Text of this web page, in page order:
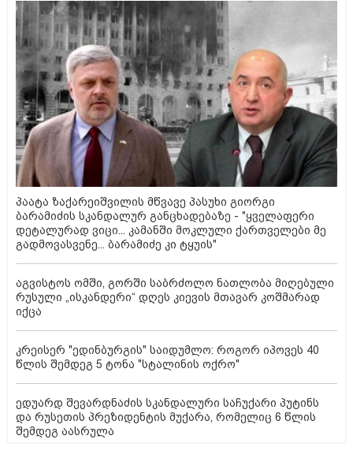
პაატა ზაქარეიშვილის მწვავე პასუხი გიორგი
ბარამიძის სკანდალურ განცხადებაზე - "ყველაფერი
დეტალურად ვიცი... კამანში მოკლული ქართველები მე
გადმოვასვენე... ბარამიძე კი ტყუის"
აგვისტოს ომში, გორში საბრძოლო ნათლობა მიღებული
რუსული „ისკანდერი“ დღეს კიევის მთავარ კოშმარად
იქცა
კრეისერ "ედინბურგის" საიდუმლო: როგორ იპოვეს 40
წლის შემდეგ 5 ტონა "სტალინის ოქრო"
ედუარდ შევარდნაძის სკანდალური საჩუქარი პუტინს
და რუსეთის პრეზიდენტის მუქარა, რომელიც 6 წლის
შემდეგ აასრულა